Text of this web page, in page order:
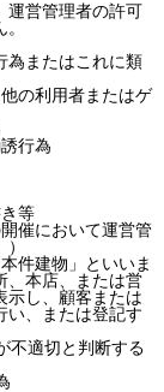
運営管理者の許可
為またはこれに類
の利用者またはゲ
行為
等
催において運営管
件建物」といいま
、本店、または営
示し、顧客または
い、または登記す
不適切と判断する